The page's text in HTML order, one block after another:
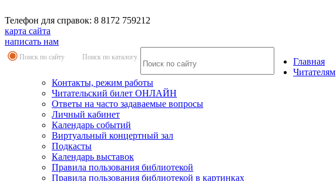
Телефон для справок: 8 8172 759212
карта сайта
написать нам
Поиск по сайту Поиск по каталогу
Главная
Читателям
Контакты, режим работы
Читательский билет ОНЛАЙН
Ответы на часто задаваемые вопросы
Личный кабинет
Календарь событий
Виртуальный концертный зал
Подкасты
Календарь выставок
Правила пользования библиотекой
Правила пользования библиотекой в картинках